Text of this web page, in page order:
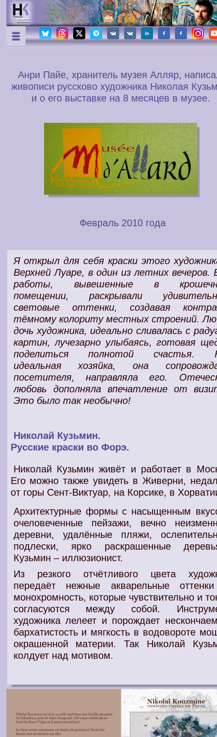
Анри Пайе, хранитель музея Алляр,
живописи руссково художника Николая
и о его выставке на 8 месяцев в музее.
Февраль 2010 года
Я открыл для себя краскиэтого
Верхней Луаре, в один излетних вечеров.
работы, вывешенные в
помещении, раскрывали
световые оттенки, создавая
тёмному колориту местных строений.
дочь художника,идеально сливалась с
картин, лучезарно улыбаясь, готовая
поделиться полнотой счастья.
идеальная хозяйка, она
посетителя, направляла его.
любовь дополняла впечатление от
Это было так необычно!
Николай Кузьмин.
Русские краски во Форэ.
Николай Кузьмин живёт и работает в
Его можно также увидеть в Живерни,
от горы Сент-Виктуар, на Корсике, в
Архитектурные формы с насыщенным
очеловеченные пейзажи, вечно
деревни, удалённые пляжи,
подлески, ярко раскрашенные
Кузьмин – иллюзионист.
Из резкого отчётливого цвета
передаёт нежные акварельные
монохромность, которые чувствительно и
согласуются между собой.
художникалелеет и порождает
бархатистость и мягкость в водовороте
окрашенной материи. Так Николай
колдует над мотивом.